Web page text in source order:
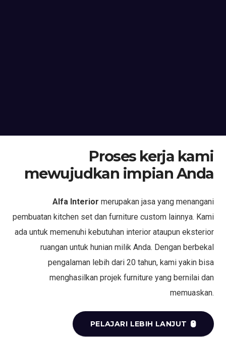
Proses kerja kami
mewujudkan impian Anda
Alfa Interior merupakan jasa yang menangani
pembuatan kitchen set dan furniture custom lainnya. Kami
ada untuk memenuhi kebutuhan interior ataupun eksterior
ruangan untuk hunian milik Anda. Dengan berbekal
pengalaman lebih dari 20 tahun, kami yakin bisa
menghasilkan projek furniture yang bernilai dan
memuaskan.
PELAJARI LEBIH LANJUT